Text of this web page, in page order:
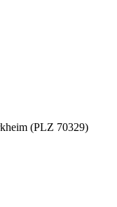
(PLZ 70329)